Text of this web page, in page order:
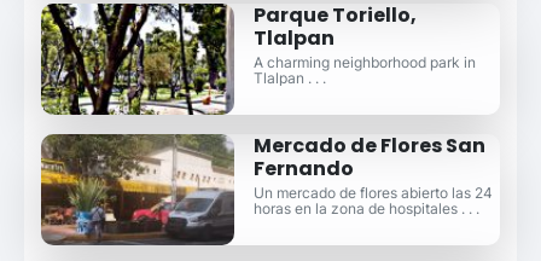
Parque Toriello,
Tlalpan
A charming neighborhood park in
Tlalpan . . .
Mercado de Flores San
Fernando
Un mercado de flores abierto las 24
horas en la zona de hospitales . . .